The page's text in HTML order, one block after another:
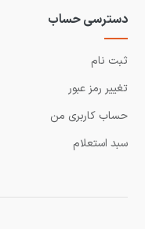
دسترسی حساب
ثبت نام
تغییر رمز عبور
حساب کاربری من
سبد استعلام